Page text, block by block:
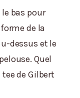
bas pour
de la
dessus et le
Quel
de Gilbert